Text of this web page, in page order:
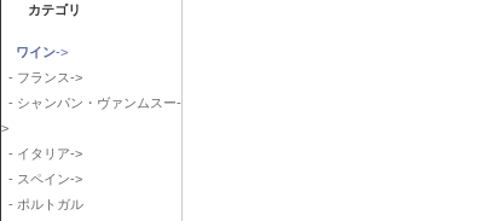
カテゴリ
ワイン->
- フランス->
- シャンパン・ヴァンムスー-
>
- イタリア->
- スペイン->
- ポルトガル